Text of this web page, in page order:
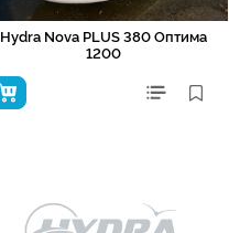
Hydra Nova PLUS 380 Оптима
1200